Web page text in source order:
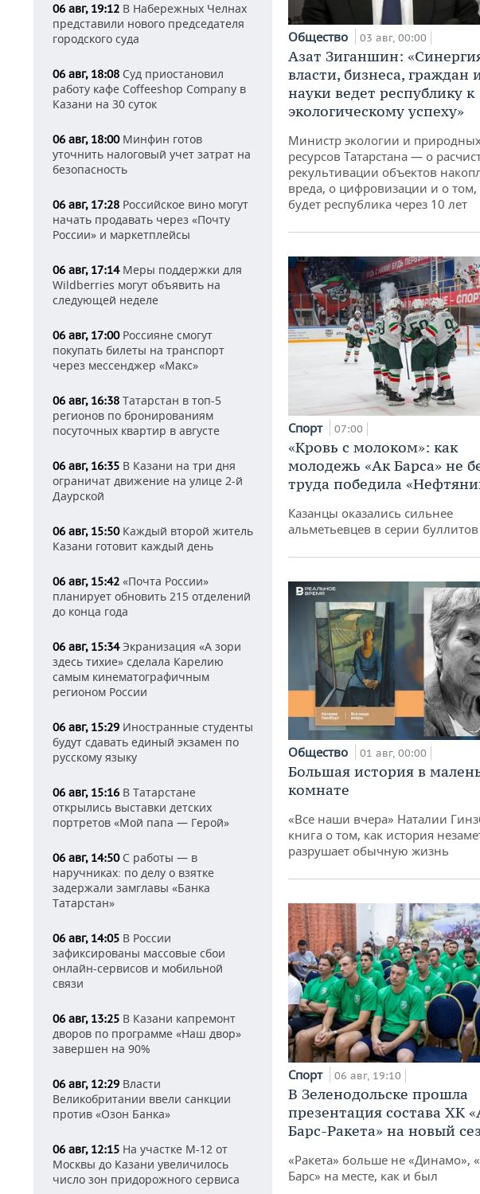
06 авг, 19:12 В Набережных Челнах
представили нового председателя
городского суда
06 авг, 18:08 Суд приостановил
работу кафе Coffeeshop Company в
Казани на 30 суток
06 авг, 18:00Минфин готов
уточнить налоговый учет затрат на
безопасность
06 авг, 17:28 Российское вино могут
начать продавать через «Почту
России» и маркетплейсы
06 авг, 17:14Меры поддержки для
Wildberries могут объявить на
следующей неделе
06 авг, 17:00Россияне смогут
покупать билеты на транспорт
через мессенджер «Макс»
06 авг, 16:38 Татарстан в топ-5
регионов по бронированиям
посуточных квартир в августе
06 авг, 16:35 В Казани на три дня
ограничат движение на улице 2-й
Даурской
06 авг, 15:50Каждый второй житель
Казани готовит каждый день
06 авг, 15:42 «Почта России»
планирует обновить 215 отделений
до конца года
06 авг, 15:34Экранизация «А зори
здесь тихие» сделала Карелию
самым кинематографичным
регионом России
06 авг, 15:29 Иностранные студенты
будут сдавать единый экзамен по
русскому языку
06 авг, 15:16 В Татарстане
открылись выставки детских
портретов «Мой папа — Герой»
06 авг, 14:50С работы — в
наручниках: по делу о взятке
задержали замглавы «Банка
Татарстан»
06 авг, 14:05 В России
зафиксированы массовые сбои
онлайн-сервисов и мобильной
связи
06 авг, 13:25 В Казани капремонт
дворов по программе «Наш двор»
завершен на 90%
06 авг, 12:29 Власти
Великобритании ввели санкции
против «Озон Банка»
06 авг, 12:15 На участке М-12 от
Москвы до Казани увеличилось
число зон придорожного сервиса
Общество 03 авг, 00:00
Азат Зиганшин:
власти, бизнеса, граждан
науки ведет республику к
экологическому успеху»
Министр экологии и
ресурсов Татарстана — о
рекультивации объектов
вреда, о цифровизации и о том,
будет республика через 10 лет
Спорт 07:00
«Кровь с молоком»: как
молодежь «Ак Барса» не
труда победила
Казанцы оказались сильнее
альметьевцев в серии буллитов
Общество 01 авг, 00:00
Большая история в
комнате
«Все наши вчера» Наталии
книга о том, как история
разрушает обычную жизнь
Спорт 06 авг, 19:10
В Зеленодольске прошла
презентация состава ХК
Барс-Ракета» на новый
«Ракета» больше не «Динамо»,
Барс» на месте, как и был